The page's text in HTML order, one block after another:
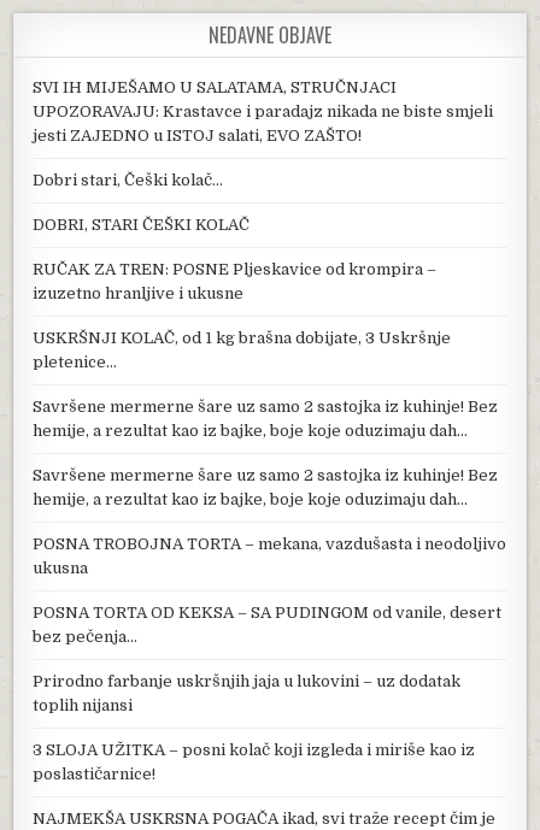
NEDAVNE OBJAVE
SVI IH MIJEŠAMO U SALATAMA, STRUČNJACI
UPOZORAVAJU: Krastavce i paradajz nikada ne biste smjeli
jesti ZAJEDNO u ISTOJ salati, EVO ZAŠTO!
Dobri stari, Češki kolač…
DOBRI, STARI ČEŠKI KOLAČ
RUČAK ZA TREN: POSNE Pljeskavice od krompira –
izuzetno hranljive i ukusne
USKRŠNJI KOLAČ, od 1 kg brašna dobijate, 3 Uskršnje
pletenice…
Savršene mermerne šare uz samo 2 sastojka iz kuhinje! Bez
hemije, a rezultat kao iz bajke, boje koje oduzimaju dah…
Savršene mermerne šare uz samo 2 sastojka iz kuhinje! Bez
hemije, a rezultat kao iz bajke, boje koje oduzimaju dah…
POSNA TROBOJNA TORTA – mekana, vazdušasta i neodoljivo
ukusna
POSNA TORTA OD KEKSA – SA PUDINGOM od vanile, desert
bez pečenja…
Prirodno farbanje uskršnjih jaja u lukovini – uz dodatak
toplih nijansi
3 SLOJA UŽITKA – posni kolač koji izgleda i miriše kao iz
poslastičarnice!
NAJMEKŠA USKRSNA POGAČA ikad, svi traže recept čim je